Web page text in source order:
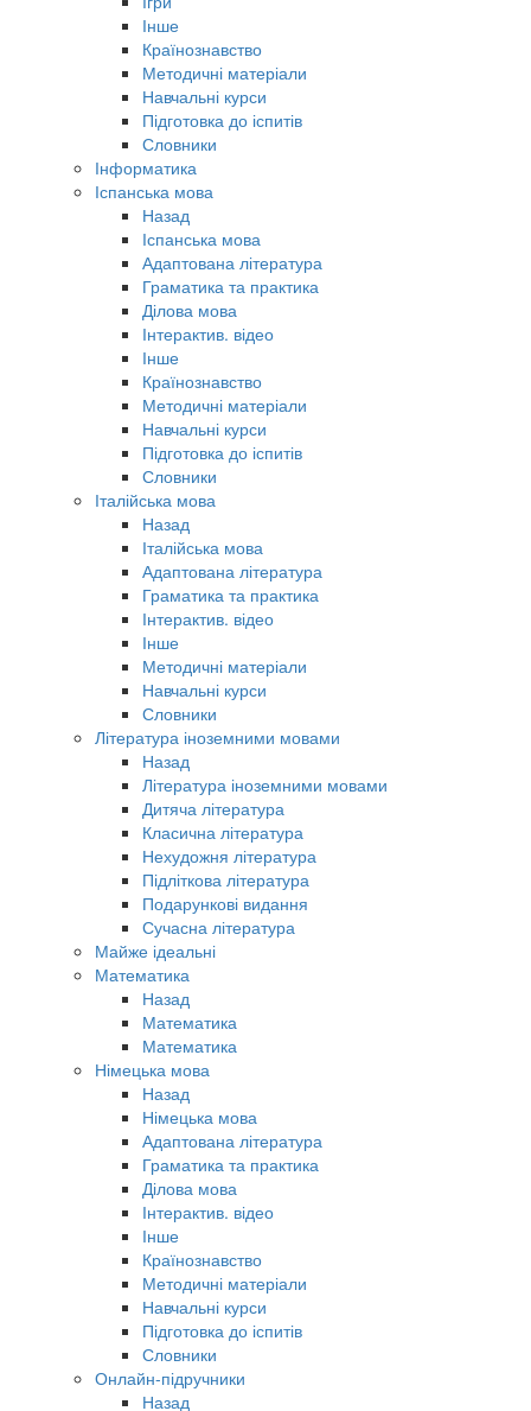
Інше
Країнознавство
Методичні матеріали
Навчальні курси
Підготовка до іспитів
Словники
Інформатика
Іспанська мова
Назад
Іспанська мова
Адаптована література
Граматика та практика
Ділова мова
Інтерактив. відео
Інше
Країнознавство
Методичні матеріали
Навчальні курси
Підготовка до іспитів
Словники
Італійська мова
Назад
Італійська мова
Адаптована література
Граматика та практика
Інтерактив. відео
Інше
Методичні матеріали
Навчальні курси
Словники
Література іноземними мовами
Назад
Література іноземними мовами
Дитяча література
Класична література
Нехудожня література
Підліткова література
Подарункові видання
Сучасна література
Майже ідеальні
Математика
Назад
Математика
Математика
Німецька мова
Назад
Німецька мова
Адаптована література
Граматика та практика
Ділова мова
Інтерактив. відео
Інше
Країнознавство
Методичні матеріали
Навчальні курси
Підготовка до іспитів
Словники
Онлайн-підручники
Назад